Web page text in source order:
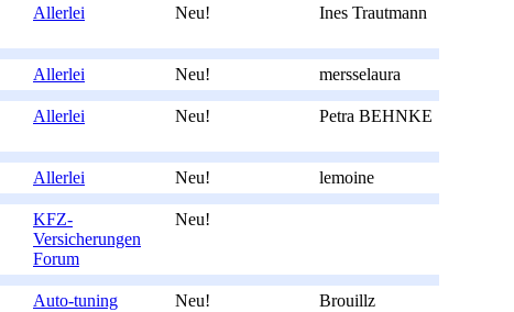
Allerlei Neu! Ines Trautmann
Allerlei Neu! mersselaura
Allerlei Neu! Petra BEHNKE
Allerlei Neu! lemoine
KFZ-
Versicherungen
Forum
Neu!
Auto-tuning
Neu! Brouillz